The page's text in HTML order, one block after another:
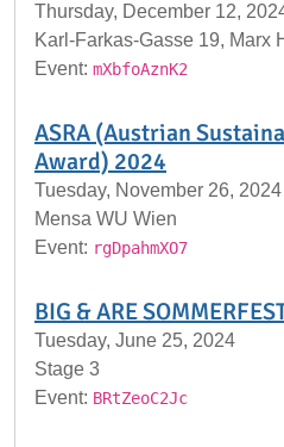
Thursday, December 12,
Karl-Farkas-Gasse 19, Marx
Event: mXbfoAznK2
ASRA (Austrian
Award) 2024
Tuesday, November 26, 2024
Mensa WU Wien
Event: rgDpahmXO7
BIG & ARE
Tuesday, June 25, 2024
Stage 3
Event: BRtZeoC2Jc